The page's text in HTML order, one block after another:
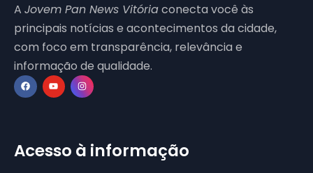
A Jovem Pan News Vitóriaconecta você às
principais notícias e acontecimentos da cidade,
com foco em transparência, relevância e
informação de qualidade.
Acesso à informação